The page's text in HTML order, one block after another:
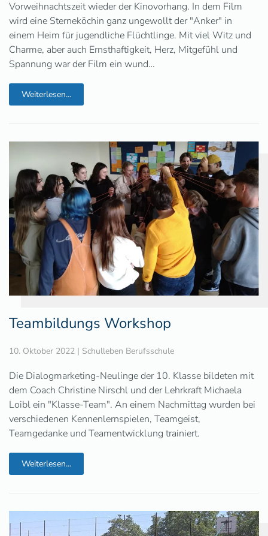
Vorweihnachtszeit wieder der Kinovorhang. In dem Film
wird eine Sterneköchin ganz ungewollt der "Anker" in
einem Heim für jugendliche Flüchtlinge. Mit viel Witz und
Charme, aber auch Ernsthaftigkeit, Herz, Mitgefühl und
Spannung war der Film ein wund…
Weiterlesen...
Teambildungs Workshop
10. Oktober 2022 | Schulleben Berufsschule
Die Dialogmarketing-Neulinge der 10. Klasse bildeten mit
dem Coach Christine Nirschl und der Lehrkraft Michaela
Loibl ein "Klasse-Team". An einem Nachmittag wurden bei
verschiedenen Kennenlernspielen, Teamgeist,
Teamgedanke und Teamentwicklung trainiert.
Weiterlesen...